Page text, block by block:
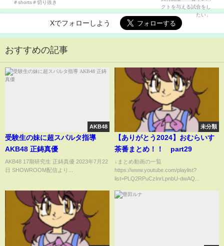
Xでフォローしよう
おすすめの記事
AKB48
受験生の妹に超スパルタ指導
AKB48 正鋳真優
AKB48 17期研究生 正鋳真優 2023年7月22
日 SHOWROOM配信より...
未分類
【ありがとう2024】おむらいす
茶番まとめ！！ part29
↓まとめ動画の一覧
https://www.youtube.com/playlist?
list=PLQ2RPuCzInrLpnbU-dwAQ...